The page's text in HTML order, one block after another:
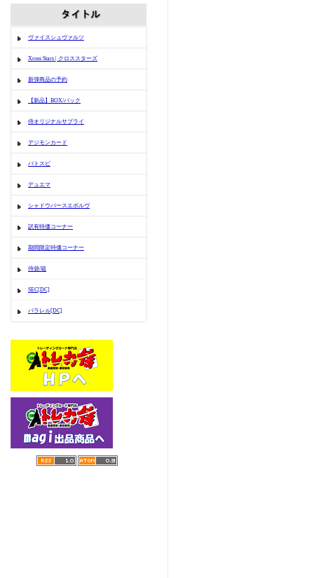
ヴァイスシュヴァルツ
Xross Stars | クロススターズ
新弾商品の予約
【新品】BOX/パック
侍オリジナルサプライ
デジモンカード
バトスピ
デュエマ
シャドウバースエボルヴ
訳有特価コーナー
期間限定特価コーナー
侍袋/箱
SEC[DC]
パラレル[DC]